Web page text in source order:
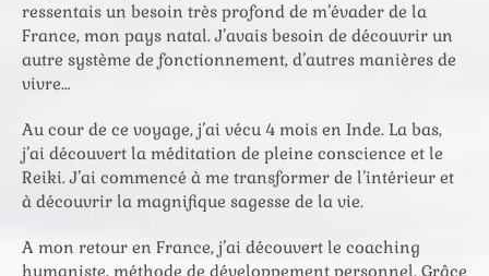
ressentais un besoin très profond de m’évader de la
France, mon pays natal. J’avais besoin de découvrir un
autre système de fonctionnement, d’autres manières de
vivre…
Au cour de ce voyage, j’ai vécu 4 mois en Inde. La bas,
j’ai découvert la méditation de pleine conscience et le
Reiki. J’ai commencé à me transformer de l’intérieur et
à découvrir la magnifique sagesse de la vie.
A mon retour en France, j’ai découvert le coaching
humaniste, méthode de développement personnel. Grâce